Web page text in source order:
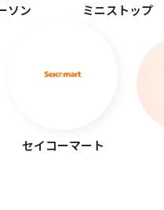
ソン ミニストップ
セイコーマート